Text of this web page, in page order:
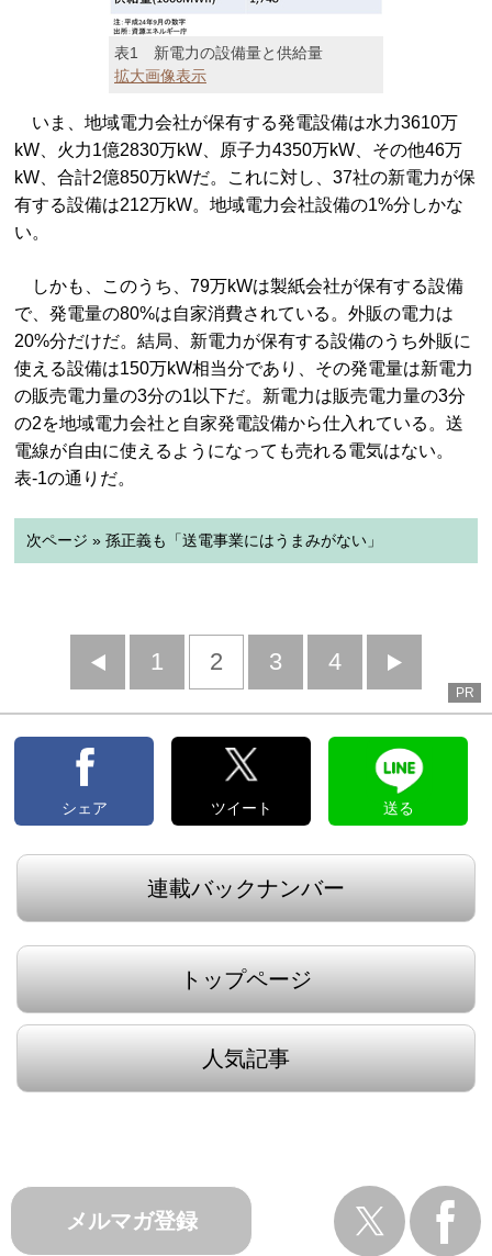
表1 新電力の設備量と供給量
拡大画像表示
いま、地域電力会社が保有する発電設備は水力3610万
kW、火力1億2830万kW、原子力4350万kW、その他46万
kW、合計2億850万kWだ。これに対し、37社の新電力が保
有する設備は212万kW。地域電力会社設備の1%分しかな
い。
しかも、このうち、79万kWは製紙会社が保有する設備
で、発電量の80%は自家消費されている。外販の電力は
20%分だけだ。結局、新電力が保有する設備のうち外販に
使える設備は150万kW相当分であり、その発電量は新電力
の販売電力量の3分の1以下だ。新電力は販売電力量の3分
の2を地域電力会社と自家発電設備から仕入れている。送
電線が自由に使えるようになっても売れる電気はない。
表-1の通りだ。
次ページ » 孫正義も「送電事業にはうまみがない」
前
へ
1 2 3 4
へ
PR
シェア ツイート 送る
連載バックナンバー
トップページ
人気記事
メルマガ登録